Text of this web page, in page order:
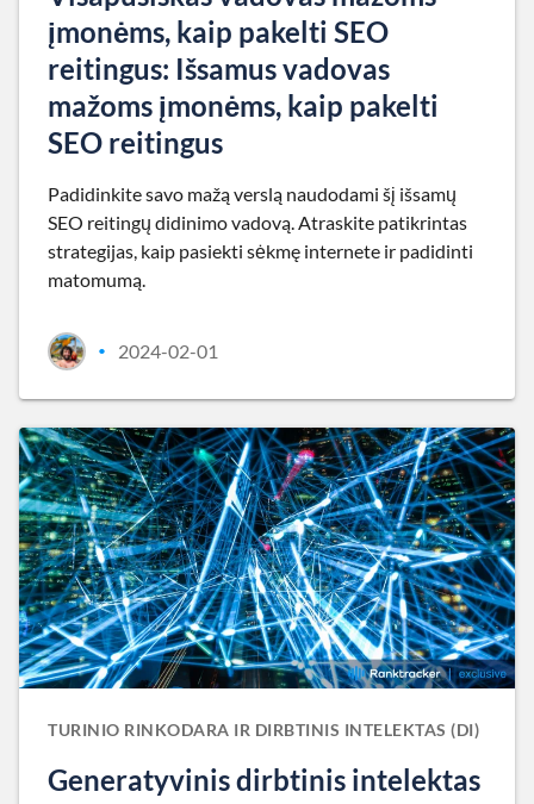
įmonėms, kaip pakelti SEO
reitingus: Išsamus vadovas
mažoms įmonėms, kaip pakelti
SEO reitingus
Padidinkite savo mažą verslą naudodami šį išsamų
SEO reitingų didinimo vadovą. Atraskite patikrintas
strategijas, kaip pasiekti sėkmę internete ir padidinti
matomumą.
• 2024-02-01
TURINIO RINKODARA IR DIRBTINIS INTELEKTAS (DI)
Generatyvinis dirbtinis intelektas